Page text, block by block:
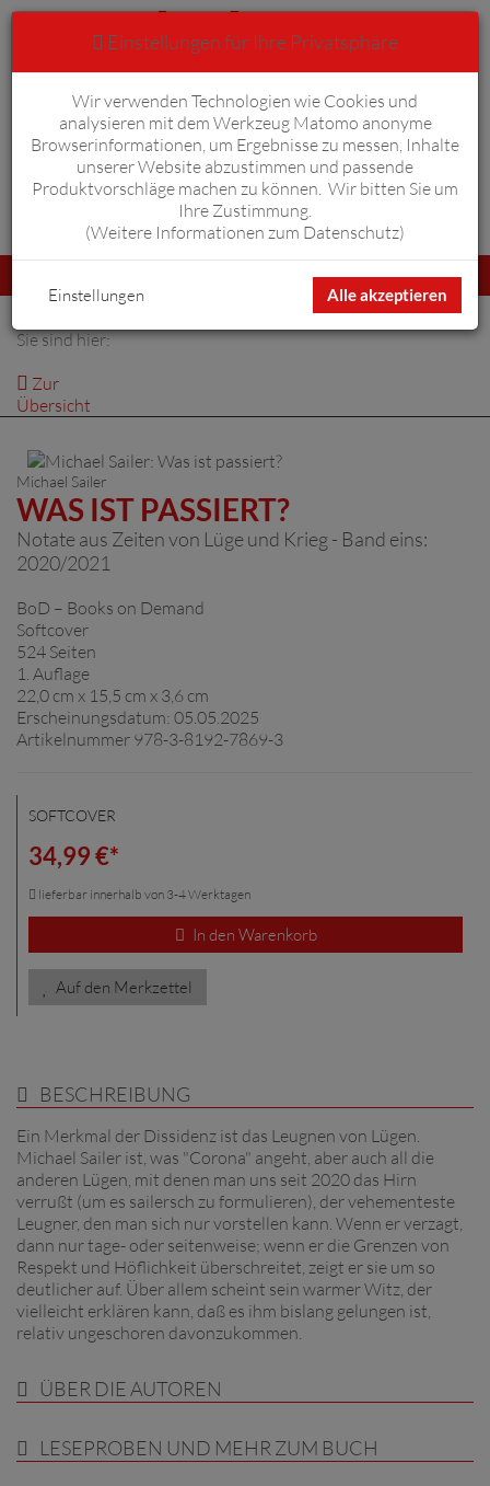
Anmelden Warenkorb 0
umschalten
Sie sind hier:
Zur
Übersicht
Michael Sailer
WAS IST PASSIERT?
Notate aus Zeiten von Lüge und Krieg - Band eins:
2020/2021
BoD – Books on Demand
Softcover
524 Seiten
1. Auflage
22,0 cm x 15,5 cm x 3,6 cm
Erscheinungsdatum: 05.05.2025
Artikelnummer 978-3-8192-7869-3
SOFTCOVER
34,99 €*
lieferbar innerhalb von 3-4 Werktagen
In den Warenkorb
Auf den Merkzettel
BESCHREIBUNG
Ein Merkmal der Dissidenz ist das Leugnen von Lügen.
Michael Sailer ist, was "Corona" angeht, aber auch all die
anderen Lügen, mit denen man uns seit 2020 das Hirn
verrußt (um es sailersch zu formulieren), der vehementeste
Leugner, den man sich nur vorstellen kann. Wenn er verzagt,
dann nur tage- oder seitenweise; wenn er die Grenzen von
Respekt und Höflichkeit überschreitet, zeigt er sie um so
deutlicher auf. Über allem scheint sein warmer Witz, der
vielleicht erklären kann, daß es ihm bislang gelungen ist,
relativ ungeschoren davonzukommen.
ÜBER DIE AUTOREN
LESEPROBEN UND MEHR ZUM BUCH
Einstellungen für Ihre Privatsphäre
Wir verwenden Technologien wie Cookies und
analysieren mit dem Werkzeug Matomo anonyme
Browserinformationen, um Ergebnisse zu messen, Inhalte
unserer Website abzustimmen und passende
Produktvorschläge machen zu können. Wir bitten Sie um
Ihre Zustimmung.
(Weitere Informationen zum Datenschutz)
Alle akzeptieren
Einstellungen